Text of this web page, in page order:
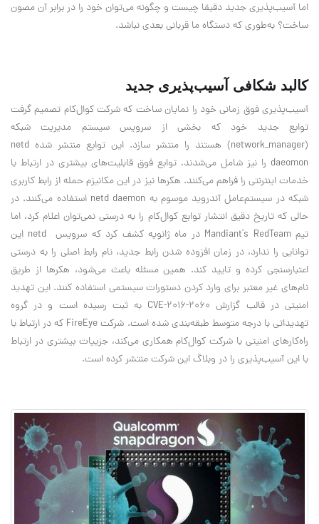
اما آسیب‌پذیری جدید دقیقا چیست و چگونه می‌توان خود را در برابر آن مصون
ساخت؟ به‌طوری که دستگاه ما قربانی بعدی نباشد.
کالبد شکافی آسیب‌پذیری جدید
آسیب‌پذیری فوق زمانی خود را نمایان ساخت که شرکت کوال‌کام تصمیم گرفت
توابع جدید خود که بخشی از سرویس سیستم مدیریت شبکه
(network_manager) هستند را منتشر سازد. این توابع منتشر شده netd
daeomon را نیز شامل می‌شدند. توابع فوق قابلیت‌های بیشتری در ارتباط با
خدمات اینترنتی را فراهم می‌کنند. هکرها نیز در این مکانیزم حمله از رابط کاربری
شبکه در سیستم‌عامل آندروید موسوم به netd daemon استفاده می‌کنند. در
حالی که تاریخ دقیق انتشار توابع کوال‌کام را به درستی نمی‌توان اعلام کرد، اما
تیم Mandiant’s RedTeam در ماه ژانویه کشف کرد که سرویس netd این
توانایی را ندارد، در زمان افزوده شدن رابط جدید، نام رابط اصلی را به درستی
اعتبارسنجی کرده و تایید کند. همین مسئله باعث می‌شود، هکرها از طریق
نام‌‌های غیر معتبر برای وارد کردن دستورات سیستمی استفاده کنند. این تهدید
امنیتی در قالب گزارش CVE-2016-2060 به ثبت رسیده است و در گروه
تهدیداتی با درجه متوسط طبقه‌بندی شده است. شرکت FireEye که در ارتباط با
راه‌کارهای امنیتی با شرکت کوال‌کام همکاری می‌کند، جزییات بیشتری در ارتباط
با این آسیب‌پذیری را در وبلاگ این شرکت منتشر کرده است.